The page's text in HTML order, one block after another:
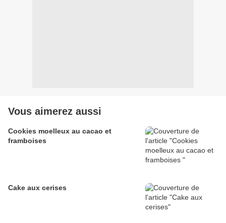
Vous aimerez aussi
Cookies moelleux au cacao et
framboises
Cake aux cerises